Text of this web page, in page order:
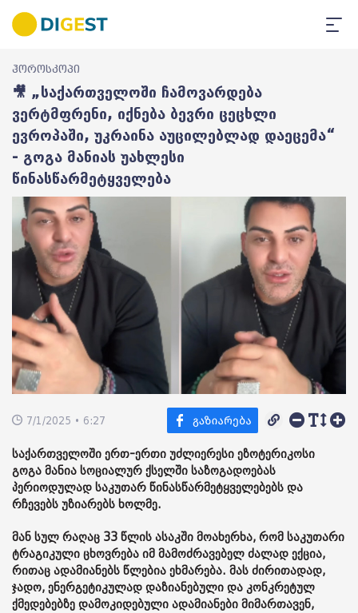
ჰოროსკოპი
🎥 „საქართველოში ჩამოვარდება
ვერტმფრენი, იქნება ბევრი ცეცხლი
ევროპაში, უკრაინა აუცილებლად დაეცემა“
- გოგა მანიას უახლესი
წინასწარმეტყველება
7/1/2025 • 6:27
საქართველოში ერთ-ერთი უძლიერესი ეზოტერიკოსი
გოგა მანია სოციალურ ქსელში საზოგადოებას
პერიოდულად საკუთარ წინასწარმეტყველებებს და
რჩევებს უზიარებს ხოლმე.
მან სულ რაღაც 33 წლის ასაკში მოახერხა, რომ საკუთარი
ტრაგიკული ცხოვრება იმ მამოძრავებელ ძალად ექცია,
რითაც ადამიანებს წლებია ეხმარება. მას ძირითადად,
ჯადო, ენერგეტიკულად დაზიანებული და კონკრეტულ
ქმედებებზე დამოკიდებული ადამიანები მიმართავენ,